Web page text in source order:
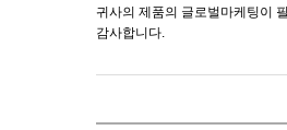
귀사의 제품의 글로벌마케팅이
감사합니다.